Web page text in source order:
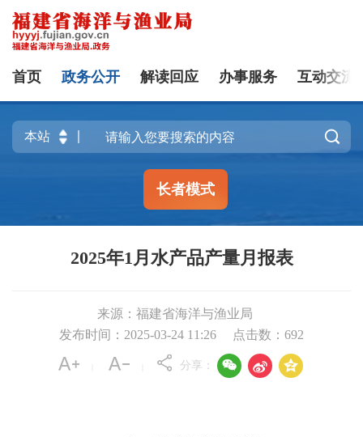
首页 政务公开 解读回应 办事服务 互动交流

长者模式
2025年1月水产品产量月报表
来源：福建省海洋与渔业局
发布时间：2025-03-24 11:26
点击数： 692
分享：   